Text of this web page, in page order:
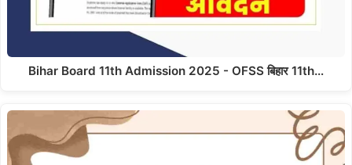
Bihar Board 11th Admission 2025 - OFSS बिहार 11th…